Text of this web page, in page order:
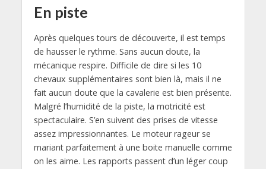
En piste
Après quelques tours de découverte, il est temps
de hausser le rythme. Sans aucun doute, la
mécanique respire. Difficile de dire si les 10
chevaux supplémentaires sont bien là, mais il ne
fait aucun doute que la cavalerie est bien présente.
Malgré l’humidité de la piste, la motricité est
spectaculaire. S’en suivent des prises de vitesse
assez impressionnantes. Le moteur rageur se
mariant parfaitement à une boite manuelle comme
on les aime. Les rapports passent d’un léger coup